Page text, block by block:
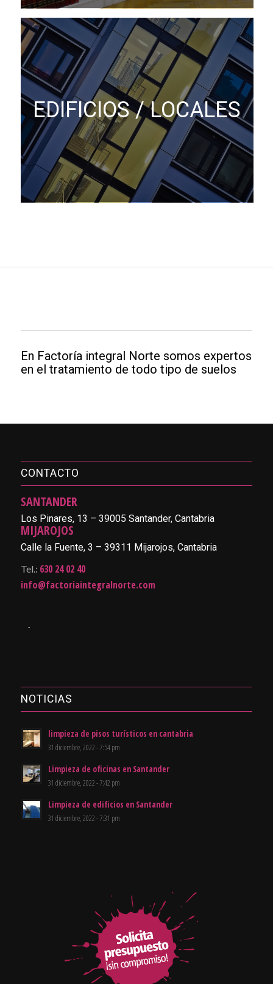
EDIFICIOS / LOCALES
En Factoría integral Norte somos expertos
en el tratamiento de todo tipo de suelos
CONTACTO
SANTANDER
Los Pinares, 13 – 39005 Santander, Cantabria
MIJAROJOS
Calle la Fuente, 3 – 39311 Mijarojos, Cantabria
Tel.: 630 24 02 40
info@factoriaintegralnorte.com
NOTICIAS
limpieza de pisos turísticos en cantabria
31 diciembre, 2022 - 7:54 pm
Limpieza de oficinas en Santander
31 diciembre, 2022 - 7:42 pm
Limpieza de edificios en Santander
31 diciembre, 2022 - 7:31 pm